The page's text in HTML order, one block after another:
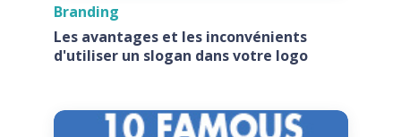
Branding
Les avantages et les inconvénients
d'utiliser un slogan dans votre logo